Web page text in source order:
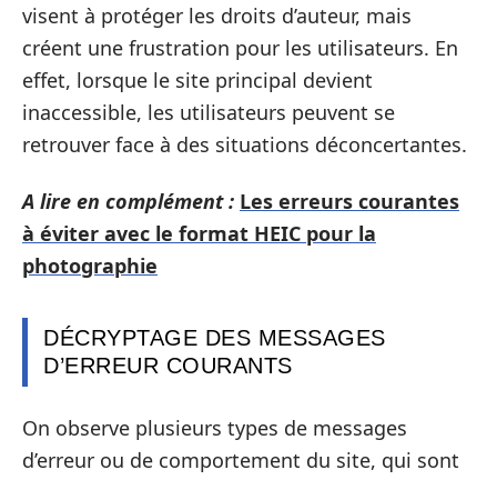
visent à protéger les droits d’auteur, mais
créent une frustration pour les utilisateurs. En
effet, lorsque le site principal devient
inaccessible, les utilisateurs peuvent se
retrouver face à des situations déconcertantes.
A lire en complément : Les erreurs courantes
à éviter avec le format HEIC pour la
photographie
DÉCRYPTAGE DES MESSAGES
D’ERREUR COURANTS
On observe plusieurs types de messages
d’erreur ou de comportement du site, qui sont